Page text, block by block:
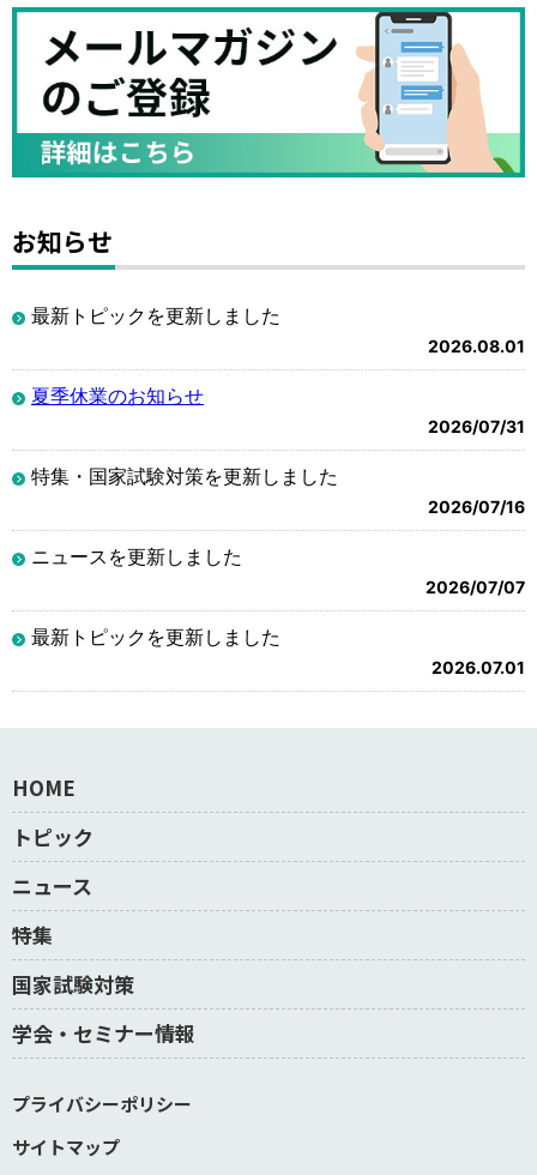
お知らせ
最新トピックを更新しました
2026.08.01
夏季休業のお知らせ
2026/07/31
特集・国家試験対策を更新しました
2026/07/16
ニュースを更新しました
2026/07/07
最新トピックを更新しました
2026.07.01
HOME
トピック
ニュース
特集
国家試験対策
学会・セミナー情報
プライバシーポリシー
サイトマップ